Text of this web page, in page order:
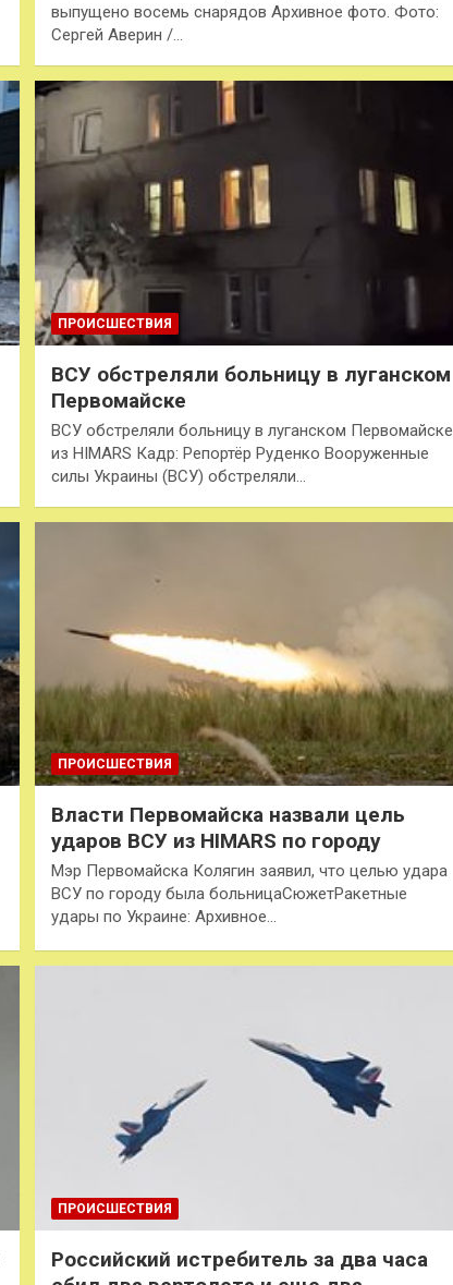
выпущено восемь снарядов Архивное фото. Фото:
Сергей Аверин /…
ПРОИСШЕСТВИЯ
ВСУ обстреляли больницу в луганском
Первомайске
ВСУ обстреляли больницу в луганском Первомайске
из HIMARS Кадр: Репортёр Руденко Вооруженные
силы Украины (ВСУ) обстреляли…
ПРОИСШЕСТВИЯ
Власти Первомайска назвали цель
ударов ВСУ из HIMARS по городу
Мэр Первомайска Колягин заявил, что целью удара
ВСУ по городу была больницаСюжетРакетные
удары по Украине: Архивное…
ПРОИСШЕСТВИЯ
Российский истребитель за два часа